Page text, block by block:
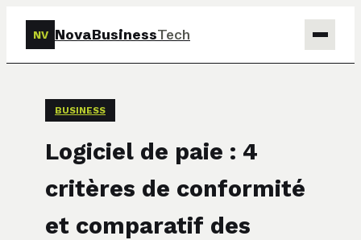
NV NovaBusinessTech
Marketing
BUSINESS
Logiciel de paie : 4
critères de conformité
et comparatif des